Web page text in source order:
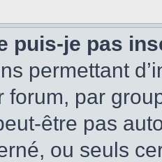
puis-je pas
permettant
forum, par
être pas
ou seuls